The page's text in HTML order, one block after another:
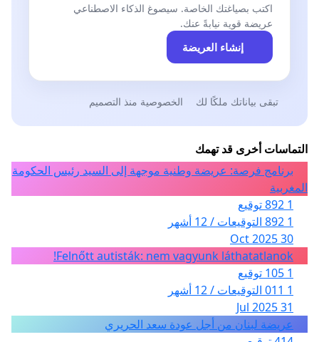
اكتب بصياغتك الخاصة. سيصوغ الذكاء الاصطناعي
عريضة قوية نيابةً عنك.
إنشاء العريضة
تبقى بياناتك ملكًا لك الخصوصية منذ التصميم
التماسات أخرى قد تهمك
برنامج فرصة: عريضة وطنية موجهة إلى السيد رئيس الحكومة
المغربية
1 892 توقيع
1 892 التوقيعات / 12 أشهر
30 Oct 2025
Felnőtt autisták: nem vagyunk láthatatlanok!
1 105 توقيع
1 011 التوقيعات / 12 أشهر
31 Jul 2025
عريضة لبنان من أجل عودة سعد الحريري